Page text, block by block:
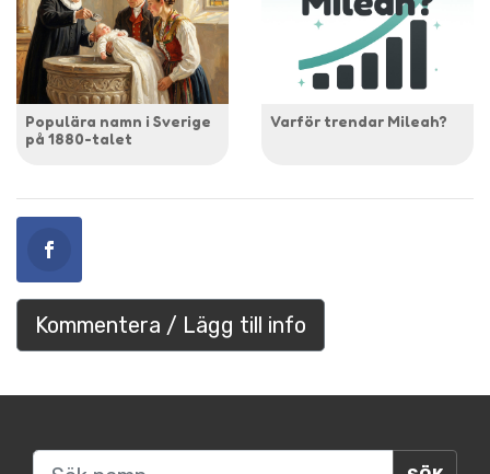
Populära namn i Sverige
på 1880-talet
Varför trendar Mileah?
Kommentera / Lägg till info
Sök